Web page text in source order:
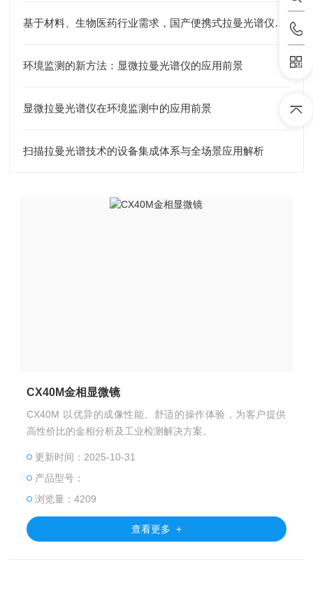
基于材料、生物医药行业需求，国产便携式拉曼光谱仪厂商筛选与选型参考
环境监测的新方法：显微拉曼光谱仪的应用前景
显微拉曼光谱仪在环境监测中的应用前景
扫描拉曼光谱技术的设备集成体系与全场景应用解析
CX40M金相显微镜
CX40M 以优异的成像性能、舒适的操作体验，为客户提供
高性价比的金相分析及工业检测解决方案。
更新时间：2025-10-31
产品型号：
浏览量：4209
查看更多 +